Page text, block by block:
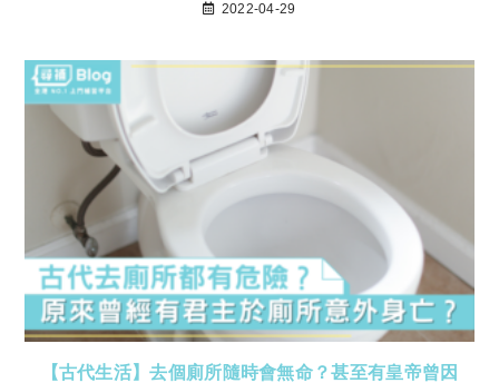
2022-04-29
【古代生活】去個廁所隨時會無命？甚至有皇帝曾因